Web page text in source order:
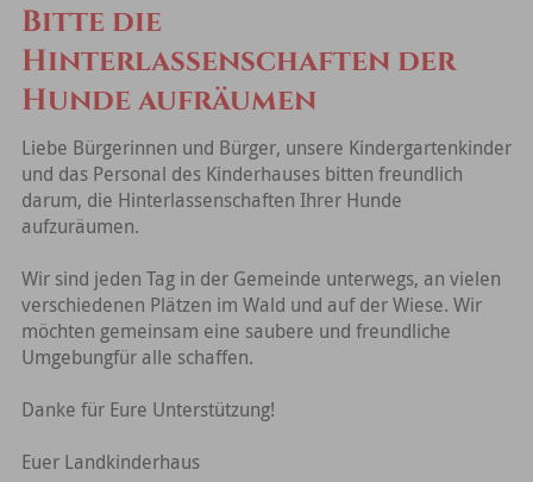
Bitte die
Hinterlassenschaften der
Hunde aufräumen
Liebe Bürgerinnen und Bürger, unsere Kindergartenkinder
und das Personal des Kinderhauses bitten freundlich
darum, die Hinterlassenschaften Ihrer Hunde
aufzuräumen.
Wir sind jeden Tag in der Gemeinde unterwegs, an vielen
verschiedenen Plätzen im Wald und auf der Wiese. Wir
möchten gemeinsam eine saubere und freundliche
Umgebungfür alle schaffen.
Danke für Eure Unterstützung!
Euer Landkinderhaus